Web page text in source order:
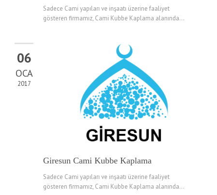
Sadece Cami yapıları ve inşaatı üzerine faaliyet
gösteren firmamız, Cami Kubbe Kaplama alanında...
06
OCA
2017
Giresun Cami Kubbe Kaplama
Sadece Cami yapıları ve inşaatı üzerine faaliyet
gösteren firmamız, Cami Kubbe Kaplama alanında...